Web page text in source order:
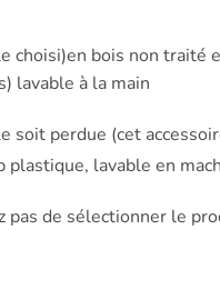
bois non traité
lavable à la main
soit perdue (cet
plastique, lavable en
pas de sélectionner le